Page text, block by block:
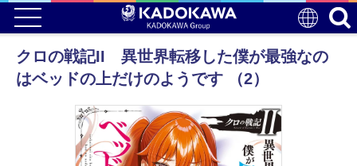
クロの戦記II 異世界転移した僕が最強なの
はベッドの上だけのようです （2）